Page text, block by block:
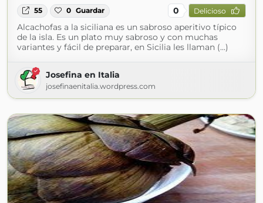
55 0 Guardar 0 Delicioso
Alcachofas a la siciliana es un sabroso aperitivo típico
de la isla. Es un plato muy sabroso y con muchas
variantes y fácil de preparar, en Sicilia les llaman (...)
Josefina en Italia
josefinaenitalia.wordpress.com